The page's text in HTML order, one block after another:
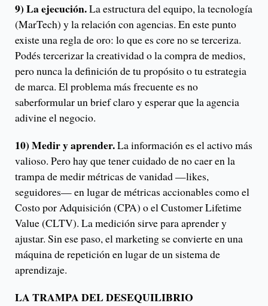
9) La ejecución.La estructura del equipo, la tecnología
(MarTech) y la relación con agencias. En este punto
existe una regla de oro: lo que es core no se terceriza.
Podés tercerizar la creatividad o la compra de medios,
pero nunca la definición de tu propósito o tu estrategia
de marca. El problema más frecuente es no
saberformular un brief claro y esperar que la agencia
adivine el negocio.
10) Medir y aprender.La información es el activo más
valioso. Pero hay que tener cuidado de no caer en la
trampa de medir métricas de vanidad —likes,
seguidores— en lugar de métricas accionables como el
Costo por Adquisición (CPA) o el Customer Lifetime
Value (CLTV). La medición sirve para aprender y
ajustar. Sin ese paso, el marketing se convierte en una
máquina de repetición en lugar de un sistema de
aprendizaje.
LA TRAMPA DEL DESEQUILIBRIO